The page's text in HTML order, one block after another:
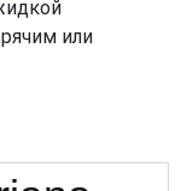
или